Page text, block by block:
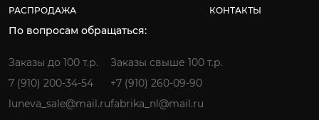
РАСПРОДАЖА КОНТАКТЫ
По вопросам обращаться:
Заказы до 100 т.р.
7 (910) 200-34-54
luneva_sale@mail.ru
Заказы свыше 100 т.р.
+7 (910) 260-09-90
fabrika_nl@mail.ru